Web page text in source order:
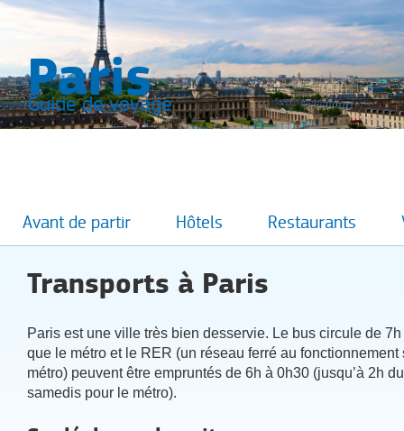
Paris
Guide de voyage
Avant de partir Hôtels Restaurants
Transports à Paris
Paris est une ville très bien desservie. Le bus circule de
que le métro et le RER (un réseau ferré au
métro) peuvent être empruntés de 6h à 0h30 (jusqu’à 2h
samedis pour le métro).